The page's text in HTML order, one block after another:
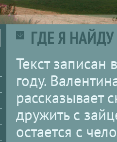
ГДЕ Я НАЙДУ
Текст
году.
рассказывает
дружить с
остается с
Поиск